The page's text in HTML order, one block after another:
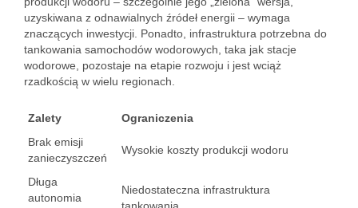
uzyskiwana z odnawialnych źródeł energii – wymaga
znaczących inwestycji. Ponadto, infrastruktura potrzebna do
tankowania samochodów wodorowych, taka jak stacje
wodorowe, pozostaje na etapie rozwoju i jest wciąż
rzadkością w wielu regionach.
Zalety
Ograniczenia
Brak emisji
zanieczyszczeń
Wysokie koszty produkcji wodoru
Długa
autonomia
Niedostateczna infrastruktura